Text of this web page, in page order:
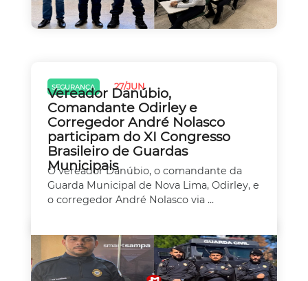
SEGURANÇA 27/JUN
Vereador Danúbio,
Comandante Odirley e
Corregedor André Nolasco
participam do XI Congresso
Brasileiro de Guardas
Municipais
O vereador Danúbio, o comandante da
Guarda Municipal de Nova Lima, Odirley, e
o corregedor André Nolasco via ...